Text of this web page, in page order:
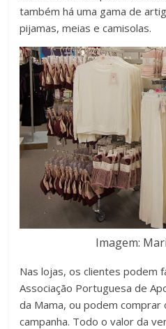
também há uma gama de
pijamas, meias e camisolas.
Imagem:
Nas lojas, os clientes podem
Associação Portuguesa de
da Mama, ou podem comprar
campanha. Todo o valor da